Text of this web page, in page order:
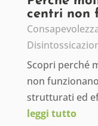
centri non
Scopri perché
non
strutturati ed
leggi tutto